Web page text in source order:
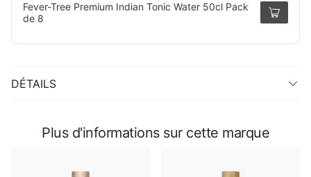
Fever-Tree Premium Indian Tonic Water 50cl Pack
de 8
DÉTAILS
Plus d'informations sur cette marque